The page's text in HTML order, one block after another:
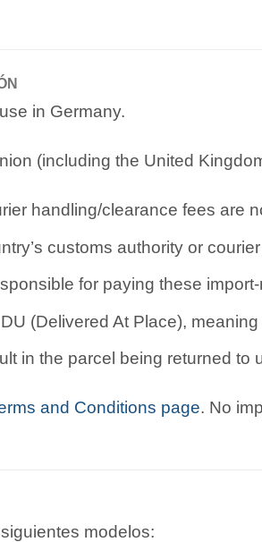
in Germany.
(including the United
handling/clearance fees are
customs authority or
for paying these
(Delivered At Place),
in the parcel being returned to
and Conditions page. No
modelos: